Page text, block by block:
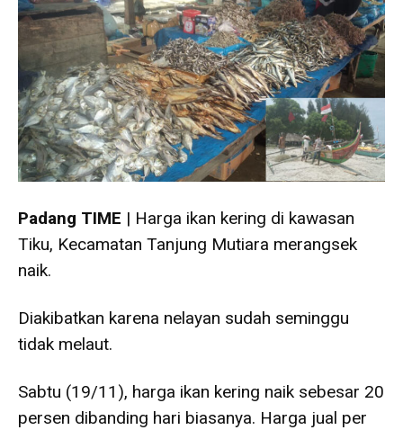
Padang TIME | Harga ikan kering di kawasan
Tiku, Kecamatan Tanjung Mutiara merangsek
naik.
Diakibatkan karena nelayan sudah seminggu
tidak melaut.
Sabtu (19/11), harga ikan kering naik sebesar 20
persen dibanding hari biasanya. Harga jual per